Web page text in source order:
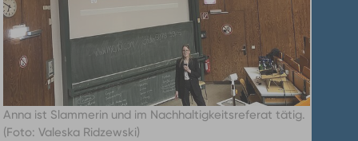
Anna ist Slammerin und im Nachhaltigkeitsreferat tätig.
(Foto: Valeska Ridzewski)